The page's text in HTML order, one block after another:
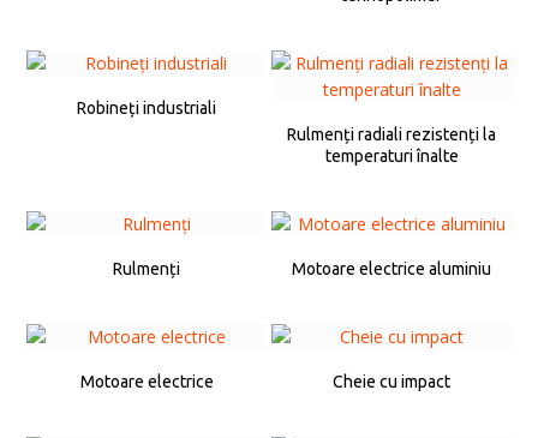
Robineți industriali
Rulmenți radiali rezistenți la
temperaturi înalte
Rulmenți Motoare electrice aluminiu
Motoare electrice Cheie cu impact